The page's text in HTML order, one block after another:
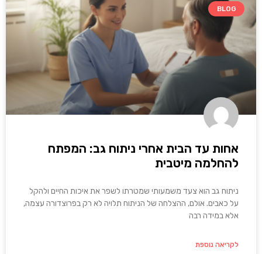
BLOG
אחות עד הבית אחרי ניתוח גב: המפתח
להחלמה מיטבית
ניתוח גב הוא צעד משמעותי שמטרתו לשפר את איכות החיים ולהקל
על כאבים. אולם, ההצלחה של הניתוח תלויה לא רק בפרוצדורה עצמה,
אלא במידה רבה
לקריאה נוספת